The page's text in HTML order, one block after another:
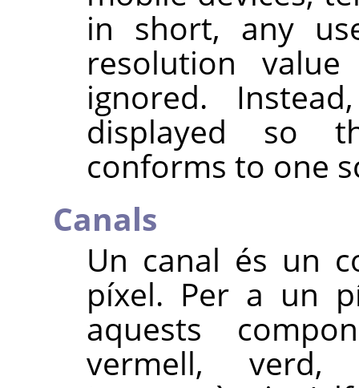
in short, any
resolution
ignored.
displayed so
conforms to one
Canals
Un canal és un
píxel. Per a un
aquests
vermell,